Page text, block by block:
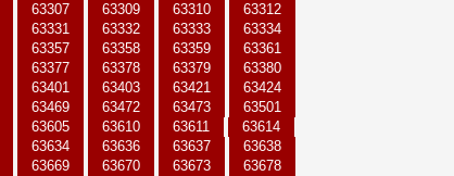
63307 63309 63310
63312
63331 63332 63333
63334
63357 63358 63359
63361
63377 63378 63379
63380
63401 63403 63421
63424
63469 63472 63473
63501
63605 63610 63611
63614
63634 63636 63637
63638
63669 63670 63673
63678